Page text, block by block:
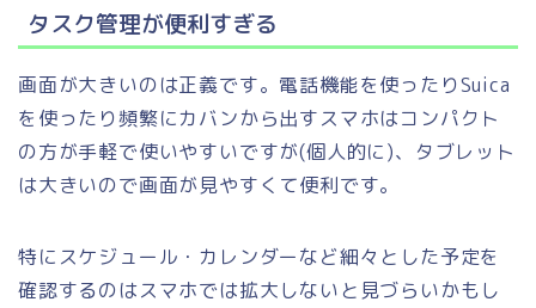
タスク管理が便利すぎる
画面が大きいのは正義です。電話機能を使ったりSuica
を使ったり頻繁にカバンから出すスマホはコンパクト
の方が手軽で使いやすいですが(個人的に)、タブレット
は大きいので画面が見やすくて便利です。
特にスケジュール・カレンダーなど細々とした予定を
確認するのはスマホでは拡大しないと見づらいかもし